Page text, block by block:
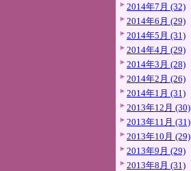
2014年7月 (32)
2014年6月 (29)
2014年5月 (31)
2014年4月 (29)
2014年3月 (28)
2014年2月 (26)
2014年1月 (31)
2013年12月 (30)
2013年11月 (31)
2013年10月 (29)
2013年9月 (29)
2013年8月 (31)